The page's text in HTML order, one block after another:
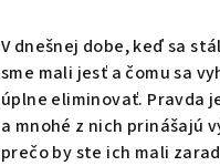
V dnešnej dobe, keď sa
sme mali jesť a čomu sa
úplne eliminovať. Pravda
a mnohé z nich prinášajú
prečo by ste ich mali